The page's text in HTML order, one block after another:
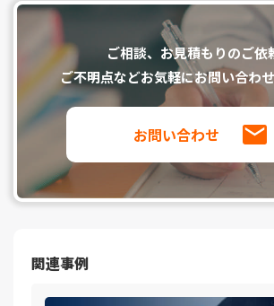
ご相談、お⾒積もりのご依
ご不明点などお気軽にお問い合わ
お問い合わせ
関連事例